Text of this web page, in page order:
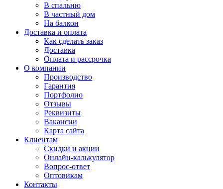
В спальню
В частный дом
На балкон
Доставка и оплата
Как сделать заказ
Доставка
Оплата и рассрочка
О компании
Производство
Гарантия
Портфолио
Отзывы
Реквизиты
Вакансии
Карта сайта
Клиентам
Скидки и акции
Онлайн-калькулятор
Вопрос-ответ
Оптовикам
Контакты